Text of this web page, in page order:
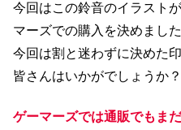
今回はこの鈴音のイラスト
マーズでの購入を決めました
今回は割と迷わずに決めた印
皆さんはいかがでしょうか？
ゲーマーズでは通販でもま